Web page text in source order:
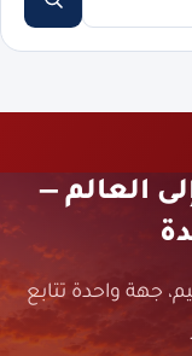
العالم —
جهة واحدة تتابع